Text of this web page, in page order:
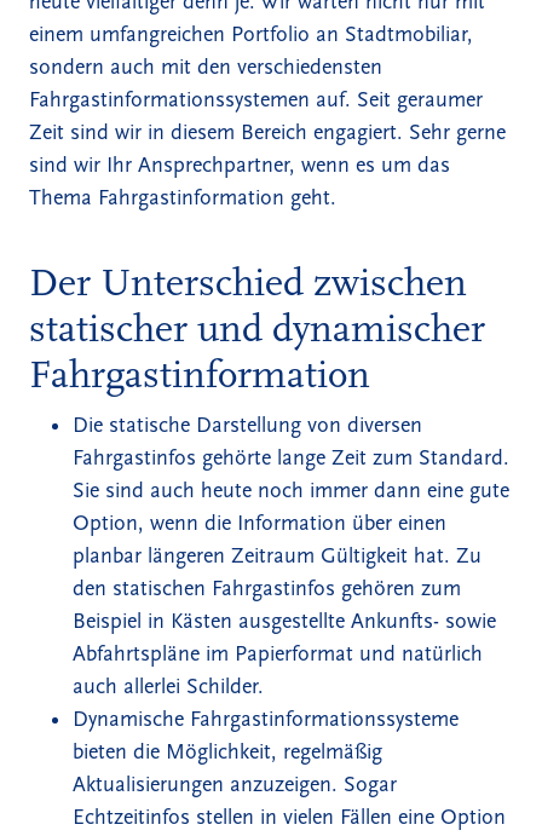
einem umfangreichen Portfolio an Stadtmobiliar,
sondern auch mit den verschiedensten
Fahrgastinformationssystemen auf. Seit geraumer
Zeit sind wir in diesem Bereich engagiert. Sehr gerne
sind wir Ihr Ansprechpartner, wenn es um das
Thema Fahrgastinformation geht.
Der Unterschied zwischen
statischer und dynamischer
Fahrgastinformation
Die statische Darstellung von diversen
Fahrgastinfos gehörte lange Zeit zum Standard.
Sie sind auch heute noch immer dann eine gute
Option, wenn die Information über einen
planbar längeren Zeitraum Gültigkeit hat. Zu
den statischen Fahrgastinfos gehören zum
Beispiel in Kästen ausgestellte Ankunfts- sowie
Abfahrtspläne im Papierformat und natürlich
auch allerlei Schilder.
Dynamische Fahrgastinformationssysteme
bieten die Möglichkeit, regelmäßig
Aktualisierungen anzuzeigen. Sogar
Echtzeitinfos stellen in vielen Fällen eine Option